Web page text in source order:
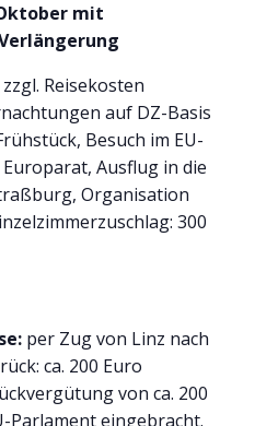
mit
zzgl. Reisekosten
auf DZ-Basis
Besuch im EU-
Ausflug in die
Organisation
300
per Zug von Linz nach
ca. 200 Euro
von ca. 200
Parlament eingebracht.